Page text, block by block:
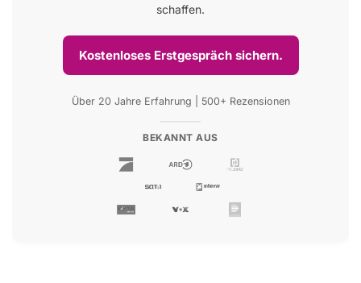
schaffen.
Kostenloses Erstgespräch sichern.
Über 20 Jahre Erfahrung | 500+ Rezensionen
BEKANNT AUS